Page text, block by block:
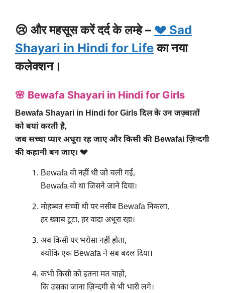
😢 और महसूस करें दर्द के लम्हे – 💔 Sad
Shayari in Hindi for Lifeका नया
कलेक्शन।
🌸 Bewafa Shayari in Hindi for Girls
Bewafa Shayari in Hindi for Girls दिल के उन जज़्बातों
को बयां करती है,
जब सच्चा प्यार अधूरा रह जाए और किसी की Bewafai ज़िन्दगी
की कहानी बन जाए। 💔
Bewafa वो नहीं थी जो चली गई,
Bewafa वो था जिसने जाने दिया।
मोहब्बत सच्ची थी पर नसीब Bewafa निकला,
हर ख्वाब टूटा, हर वादा अधूरा रहा।
अब किसी पर भरोसा नहीं होता,
क्योंकि एक Bewafa ने सब बदल दिया।
कभी किसी को इतना मत चाहो,
कि उसका जाना ज़िन्दगी से भी भारी लगे।